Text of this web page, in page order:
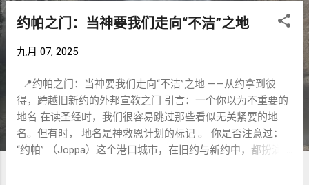
文
约帕之门：当神要我们走向“不洁”之地
九月 07, 2025
📍约帕之门：当神要我们走向“不洁”之地 ——从约拿到彼
得，跨越旧新约的外邦宣教之门 引言：一个你以为不重要的
地名 在读圣经时，我们很容易跳过那些看似无关紧要的地
名。但有时， 地名是神救恩计划的标记 。 你是否注意过：
“约帕” （Joppa）这个港口城市，在旧约与新约中，都扮演了